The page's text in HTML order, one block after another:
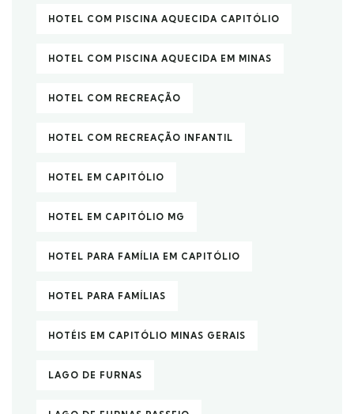
HOTEL COM PISCINA AQUECIDA CAPITÓLIO
HOTEL COM PISCINA AQUECIDA EM MINAS
HOTEL COM RECREAÇÃO
HOTEL COM RECREAÇÃO INFANTIL
HOTEL EM CAPITÓLIO
HOTEL EM CAPITÓLIO MG
HOTEL PARA FAMÍLIA EM CAPITÓLIO
HOTEL PARA FAMÍLIAS
HOTÉIS EM CAPITÓLIO MINAS GERAIS
LAGO DE FURNAS